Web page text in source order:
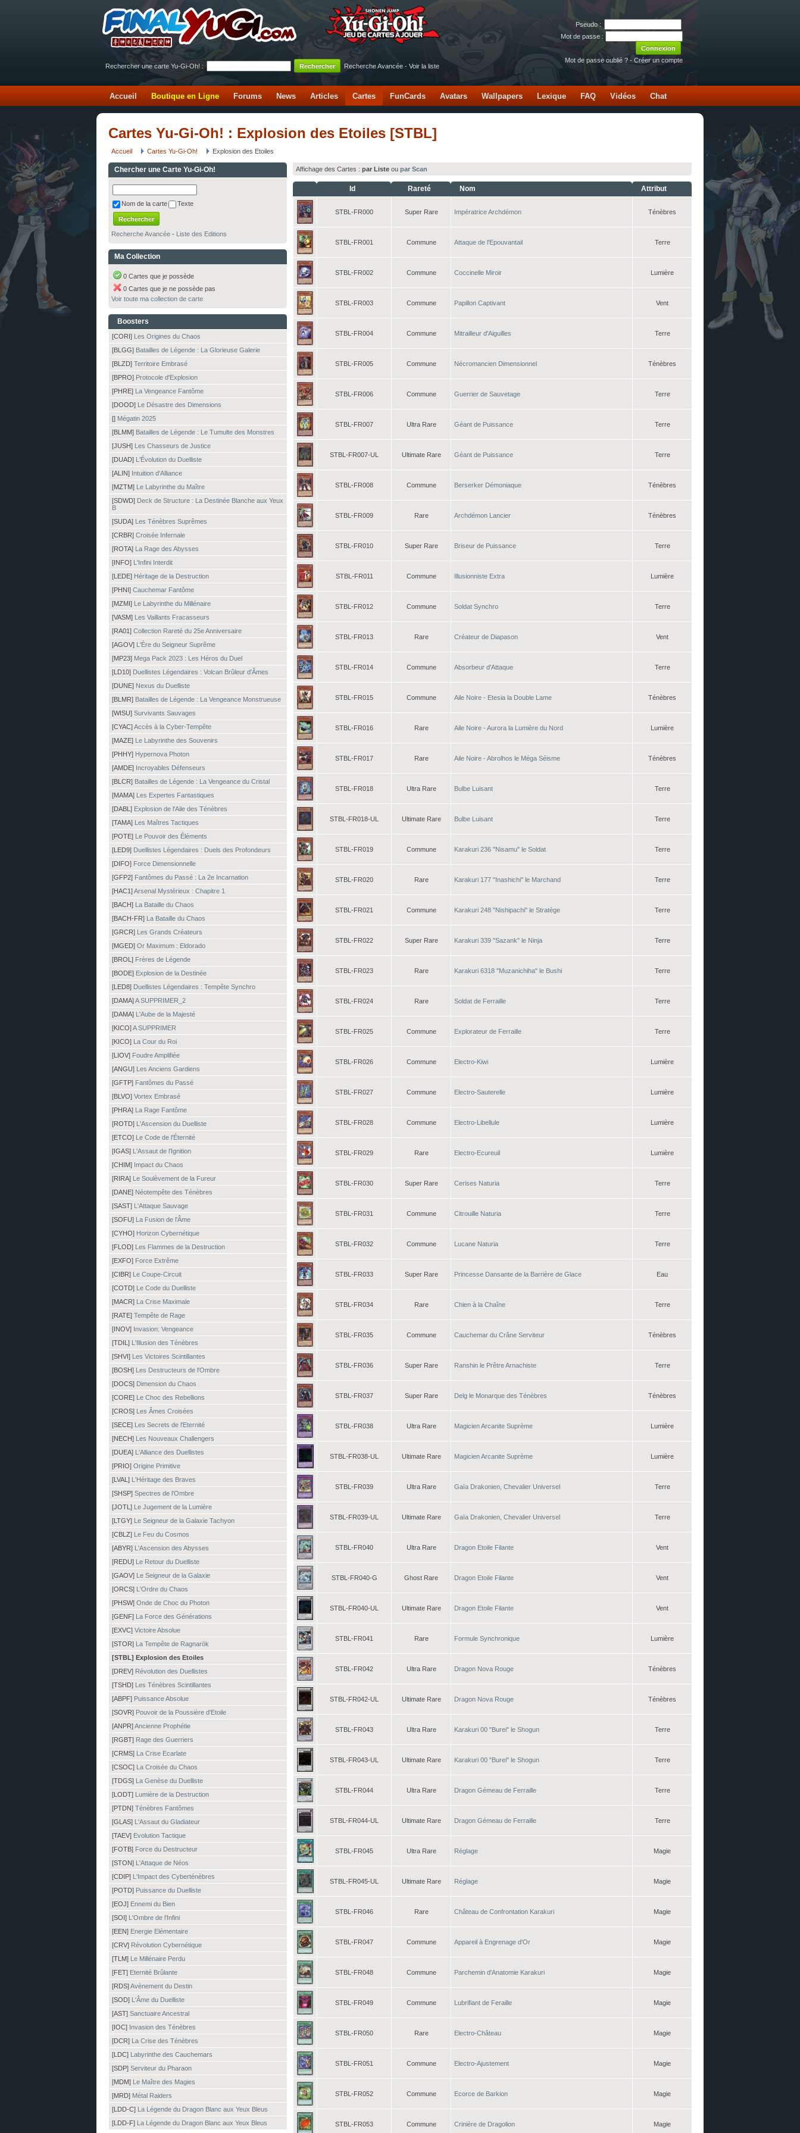
Pseudo :
Mot de passe :
Mot de passe oublié ? - Créer un compte
Rechercher une carte Yu-Gi-Oh! :
Recherche Avancée - Voir la liste
Accueil Boutique en Ligne Forums News Articles Cartes FunCards Avatars Wallpapers Lexique FAQ Vidéos Chat
Cartes Yu-Gi-Oh! : Explosion des Etoiles [STBL]
Accueil Cartes Yu-Gi-Oh! Explosion des Etoiles
Chercher une Carte Yu-Gi-Oh!
Nom de la carte Texte
Recherche Avancée - Liste des Editions
Ma Collection
0 Cartes que je possède
0 Cartes que je ne possède pas
Voir toute ma collection de carte
Boosters
[CORI] Les Origines du Chaos
[BLGG] Batailles de Légende : La Glorieuse Galerie
[BLZD] Territoire Embrasé
[BPRO] Protocole d'Explosion
[PHRE] La Vengeance Fantôme
[DOOD] Le Désastre des Dimensions
[] Mégatin 2025
[BLMM] Batailles de Légende : Le Tumulte des Monstres
[JUSH] Les Chasseurs de Justice
[DUAD] L'Évolution du Duelliste
[ALIN] Intuition d'Alliance
[MZTM] Le Labyrinthe du Maître
[SDWD] Deck de Structure : La Destinée Blanche aux Yeux
B
[SUDA] Les Ténèbres Suprêmes
[CRBR] Croisée Infernale
[ROTA] La Rage des Abysses
[INFO] L'Infini Interdit
[LEDE] Héritage de la Destruction
[PHNI] Cauchemar Fantôme
[MZMI] Le Labyrinthe du Millénaire
[VASM] Les Vaillants Fracasseurs
[RA01] Collection Rareté du 25e Anniversaire
[AGOV] L'Ère du Seigneur Suprême
[MP23] Mega Pack 2023 : Les Héros du Duel
[LD10] Duellistes Légendaires : Volcan Brûleur d'Âmes
[DUNE] Nexus du Duelliste
[BLMR] Batailles de Légende : La Vengeance Monstrueuse
[WISU] Survivants Sauvages
[CYAC]Accès à la Cyber-Tempête
[MAZE] Le Labyrinthe des Souvenirs
[PHHY] Hypernova Photon
[AMDE] Incroyables Défenseurs
[BLCR] Batailles de Légende : La Vengeance du Cristal
[MAMA] Les Expertes Fantastiques
[DABL] Explosion de l'Aile des Ténèbres
[TAMA] Les Maîtres Tactiques
[POTE] Le Pouvoir des Éléments
[LED9] Duellistes Légendaires : Duels des Profondeurs
[DIFO] Force Dimensionnelle
[GFP2] Fantômes du Passé : La 2e Incarnation
[HAC1]Arsenal Mystérieux : Chapitre 1
[BACH] La Bataille du Chaos
[BACH-FR] La Bataille du Chaos
[GRCR] Les Grands Créateurs
[MGED] Or Maximum : Eldorado
[BROL] Frères de Légende
[BODE] Explosion de la Destinée
[LED8] Duellistes Légendaires : Tempête Synchro
[DAMA]A SUPPRIMER_2
[DAMA] L'Aube de la Majesté
[KICO]A SUPPRIMER
[KICO] La Cour du Roi
[LIOV] Foudre Amplifiée
[ANGU] Les Anciens Gardiens
[GFTP] Fantômes du Passé
[BLVO] Vortex Embrasé
[PHRA] La Rage Fantôme
[ROTD] L'Ascension du Duelliste
[ETCO] Le Code de l'Éternité
[IGAS] L'Assaut de l'Ignition
[CHIM] Impact du Chaos
[RIRA] Le Soulèvement de la Fureur
[DANE] Néotempête des Ténèbres
[SAST] L'Attaque Sauvage
[SOFU] La Fusion de l'Âme
[CYHO] Horizon Cybernétique
[FLOD] Les Flammes de la Destruction
[EXFO] Force Extrême
[CIBR] Le Coupe-Circuit
[COTD] Le Code du Duelliste
[MACR] La Crise Maximale
[RATE] Tempête de Rage
[INOV] Invasion: Vengeance
[TDIL] L'Illusion des Ténèbres
[SHVI] Les Victoires Scintillantes
[BOSH] Les Destructeurs de l'Ombre
[DOCS] Dimension du Chaos
[CORE] Le Choc des Rebellions
[CROS] Les Âmes Croisées
[SECE] Les Secrets de l'Eternité
[NECH] Les Nouveaux Challengers
[DUEA] L'Alliance des Duellistes
[PRIO] Origine Primitive
[LVAL] L'Héritage des Braves
[SHSP] Spectres de l'Ombre
[JOTL] Le Jugement de la Lumière
[LTGY] Le Seigneur de la Galaxie Tachyon
[CBLZ] Le Feu du Cosmos
[ABYR] L'Ascension des Abysses
[REDU] Le Retour du Duelliste
[GAOV] Le Seigneur de la Galaxie
[ORCS] L'Ordre du Chaos
[PHSW] Onde de Choc du Photon
[GENF] La Force des Générations
[EXVC] Victoire Absolue
[STOR] La Tempête de Ragnarök
[STBL] Explosion des Etoiles
[DREV] Révolution des Duellistes
[TSHD] Les Ténèbres Scintillantes
[ABPF] Puissance Absolue
[SOVR] Pouvoir de la Poussière d'Etoile
[ANPR]Ancienne Prophétie
[RGBT] Rage des Guerriers
[CRMS] La Crise Ecarlate
[CSOC] La Croisée du Chaos
[TDGS] La Genèse du Duelliste
[LODT] Lumière de la Destruction
[PTDN] Ténèbres Fantômes
[GLAS] L'Assaut du Gladiateur
[TAEV] Evolution Tactique
[FOTB] Force du Destructeur
[STON] L'Attaque de Néos
[CDIP] L'Impact des Cyberténèbres
[POTD] Puissance du Duelliste
[EOJ] Ennemi du Bien
[SOI] L'Ombre de l'Infini
[EEN] Energie Elémentaire
[CRV] Révolution Cybernétique
[TLM] Le Millénaire Perdu
[FET] Eternité Brûlante
[RDS]Avènement du Destin
[SOD] L'Âme du Duelliste
[AST] Sanctuaire Ancestral
[IOC] Invasion des Ténèbres
[DCR] La Crise des Ténèbres
[LDC] Labyrinthe des Cauchemars
[SDP] Serviteur du Pharaon
[MDM] Le Maître des Magies
[MRD] Métal Raiders
[LDD-C] La Légende du Dragon Blanc aux Yeux Bleus
[LDD-F] La Légende du Dragon Blanc aux Yeux Bleus
Affichage des Cartes : par Liste ou par Scan
Id Rareté Nom Attribut
STBL-FR000 Super Rare Impératrice Archdémon Ténèbres
STBL-FR001 Commune Attaque de l'Epouvantail Terre
STBL-FR002 Commune Coccinelle Miroir Lumière
STBL-FR003 Commune Papillon Captivant Vent
STBL-FR004 Commune Mitrailleur d'Aiguilles Terre
STBL-FR005 Commune Nécromancien Dimensionnel Ténèbres
STBL-FR006 Commune Guerrier de Sauvetage Terre
STBL-FR007 Ultra Rare Géant de Puissance Terre
STBL-FR007-UL Ultimate Rare Géant de Puissance Terre
STBL-FR008 Commune Berserker Démoniaque Ténèbres
STBL-FR009 Rare Archdémon Lancier Ténèbres
STBL-FR010 Super Rare Briseur de Puissance Terre
STBL-FR011 Commune Illusionniste Extra Lumière
STBL-FR012 Commune Soldat Synchro Terre
STBL-FR013 Rare Créateur de Diapason Vent
STBL-FR014 Commune Absorbeur d'Attaque Terre
STBL-FR015 Commune Aile Noire - Etesia la Double Lame Ténèbres
STBL-FR016 Rare Aile Noire - Aurora la Lumière du Nord Lumière
STBL-FR017 Rare Aile Noire - Abrolhos le Méga Séisme Ténèbres
STBL-FR018 Ultra Rare Bulbe Luisant Terre
STBL-FR018-UL Ultimate Rare Bulbe Luisant Terre
STBL-FR019 Commune Karakuri 236 "Nisamu" le Soldat Terre
STBL-FR020 Rare Karakuri 177 "Inashichi" le Marchand Terre
STBL-FR021 Commune Karakuri 248 "Nishipachi" le Stratège Terre
STBL-FR022 Super Rare Karakuri 339 "Sazank" le Ninja Terre
STBL-FR023 Rare Karakuri 6318 "Muzanichiha" le Bushi Terre
STBL-FR024 Rare Soldat de Ferraille Terre
STBL-FR025 Commune Explorateur de Ferraille Terre
STBL-FR026 Commune Electro-Kiwi Lumière
STBL-FR027 Commune Electro-Sauterelle Lumière
STBL-FR028 Commune Electro-Libellule Lumière
STBL-FR029 Rare Electro-Ecureuil Lumière
STBL-FR030 Super Rare Cerises Naturia Terre
STBL-FR031 Commune Citrouille Naturia Terre
STBL-FR032 Commune Lucane Naturia Terre
STBL-FR033 Super Rare Princesse Dansante de la Barrière de Glace Eau
STBL-FR034 Rare Chien à la Chaîne Terre
STBL-FR035 Commune Cauchemar du Crâne Serviteur Ténèbres
STBL-FR036 Super Rare Ranshin le Prêtre Arnachiste Terre
STBL-FR037 Super Rare Delg le Monarque des Ténèbres Ténèbres
STBL-FR038 Ultra Rare Magicien Arcanite Suprème Lumière
STBL-FR038-UL Ultimate Rare Magicien Arcanite Suprème Lumière
STBL-FR039 Ultra Rare Gaïa Drakonien, Chevalier Universel Terre
STBL-FR039-UL Ultimate Rare Gaïa Drakonien, Chevalier Universel Terre
STBL-FR040 Ultra Rare Dragon Etoile Filante Vent
STBL-FR040-G Ghost Rare Dragon Etoile Filante Vent
STBL-FR040-UL Ultimate Rare Dragon Etoile Filante Vent
STBL-FR041 Rare Formule Synchronique Lumière
STBL-FR042 Ultra Rare Dragon Nova Rouge Ténèbres
STBL-FR042-UL Ultimate Rare Dragon Nova Rouge Ténèbres
STBL-FR043 Ultra Rare Karakuri 00 "Burei" le Shogun Terre
STBL-FR043-UL Ultimate Rare Karakuri 00 "Burei" le Shogun Terre
STBL-FR044 Ultra Rare Dragon Gémeau de Ferraille Terre
STBL-FR044-UL Ultimate Rare Dragon Gémeau de Ferraille Terre
STBL-FR045 Ultra Rare Réglage Magie
STBL-FR045-UL Ultimate Rare Réglage Magie
STBL-FR046 Rare Château de Confrontation Karakuri Magie
STBL-FR047 Commune Appareil à Engrenage d'Or Magie
STBL-FR048 Commune Parchemin d'Anatomie Karakuri Magie
STBL-FR049 Commune Lubrifiant de Feraille Magie
STBL-FR050 Rare Electro-Château Magie
STBL-FR051 Commune Electro-Ajustement Magie
STBL-FR052 Commune Ecorce de Barkion Magie
STBL-FR053 Commune Crinière de Dragolion Magie